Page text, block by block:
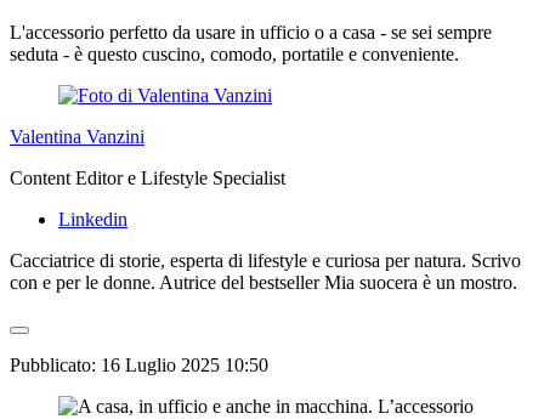
L'accessorio perfetto da usare in ufficio o a casa - se sei sempre
seduta - è questo cuscino, comodo, portatile e conveniente.
Valentina Vanzini
Content Editor e Lifestyle Specialist
Linkedin
Cacciatrice di storie, esperta di lifestyle e curiosa per natura. Scrivo
con e per le donne. Autrice del bestseller Mia suocera è un mostro.
Pubblicato: 16 Luglio 2025 10:50